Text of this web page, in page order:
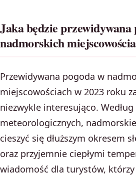
Jaka będzie przewidywana
nadmorskich
Przewidywana pogoda w
miejscowościach w 2023 roku
niezwykle interesująco.
meteorologicznych,
cieszyć się dłuższym okresem
oraz przyjemnie ciepłymi
wiadomość dla turystów,